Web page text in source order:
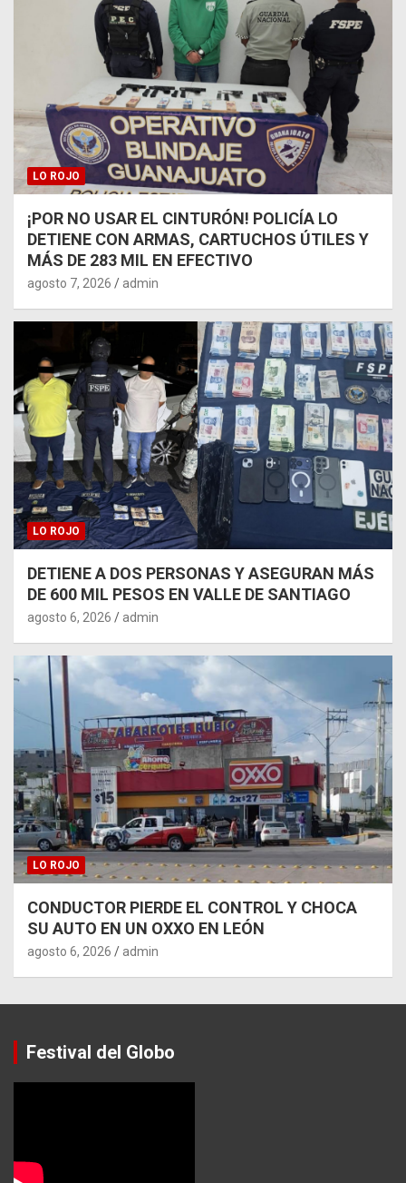
LO ROJO
¡POR NO USAR EL CINTURÓN! POLICÍA LO
DETIENE CON ARMAS, CARTUCHOS ÚTILES Y
MÁS DE 283 MIL EN EFECTIVO
agosto 7, 2026 admin
LO ROJO
DETIENE A DOS PERSONAS Y ASEGURAN MÁS
DE 600 MIL PESOS EN VALLE DE SANTIAGO
agosto 6, 2026 admin
LO ROJO
CONDUCTOR PIERDE EL CONTROL Y CHOCA
SU AUTO EN UN OXXO EN LEÓN
agosto 6, 2026 admin
Festival del Globo